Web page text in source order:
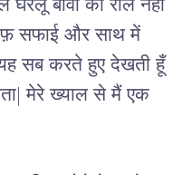
बीवी का रोल नहीं
सफाई और साथ में
सब करते हुए देखती हूँ
मेरे ख्याल से मैं एक